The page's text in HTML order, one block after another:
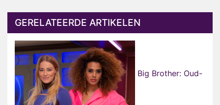
GERELATEERDE ARTIKELEN
Big Brother: Oud-